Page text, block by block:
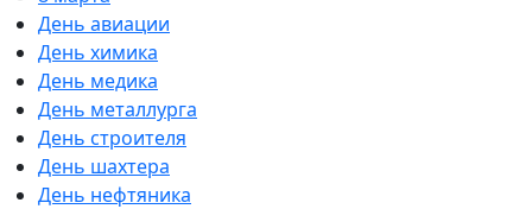
День авиации
День химика
День медика
День металлурга
День строителя
День шахтера
День нефтяника